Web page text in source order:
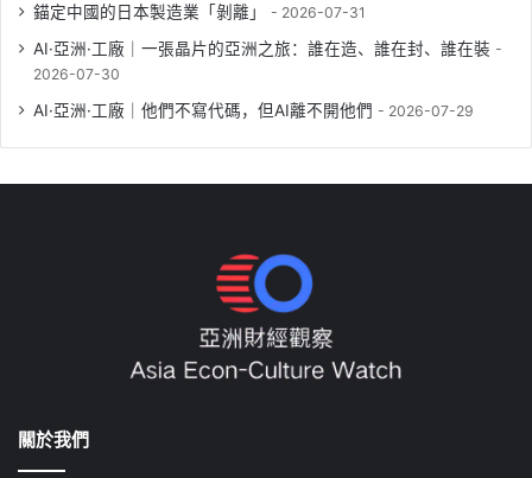
錨定中國的日本製造業「剝離」 2026-07-31
AI·亞洲·工廠｜一張晶片的亞洲之旅：誰在造、誰在封、誰在裝
2026-07-30
AI·亞洲·工廠｜他們不寫代碼，但AI離不開他們 2026-07-29
關於我們